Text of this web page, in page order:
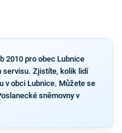
2010 pro obec Lubnice
servisu. Zjistíte, kolik lidí
v obci Lubnice. Můžete se
sněmovny v